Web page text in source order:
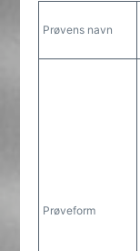
Prøvens navn
Prøveform